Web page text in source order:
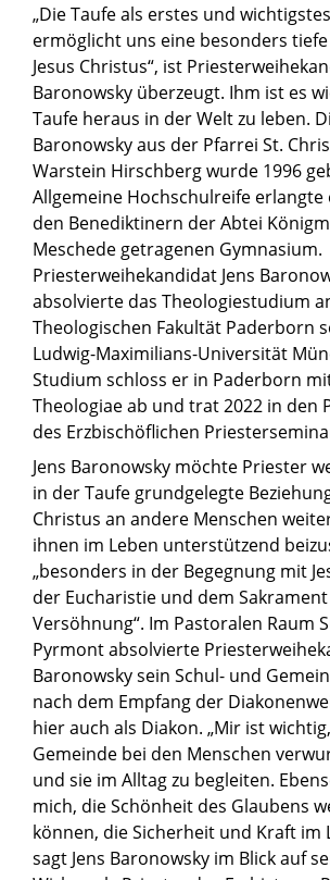
„Die Taufe als erstes und
ermöglicht uns eine besonders tiefe
Jesus Christus“, ist
Baronowsky überzeugt. Ihm ist es
Taufe heraus in der Welt zu leben.
Baronowsky aus der Pfarrei St.
Warstein Hirschberg wurde 1996
Allgemeine Hochschulreife erlangte
den Benediktinern der Abtei
Meschede getragenen Gymnasium.
Priesterweihekandidat Jens
absolvierte das Theologiestudium
Theologischen Fakultät Paderborn
Ludwig-Maximilians-Universität
Studium schloss er in Paderborn
Theologiae ab und trat 2022 in den
des Erzbischöflichen
Jens Baronowsky möchte Priester
in der Taufe grundgelegte
Christus an andere Menschen
ihnen im Leben unterstützend
„besonders in der Begegnung mit
der Eucharistie und dem
Versöhnung“. Im Pastoralen Raum
Pyrmont absolvierte
Baronowsky sein Schul- und
nach dem Empfang der
hier auch als Diakon. „Mir ist
Gemeinde bei den Menschen
und sie im Alltag zu begleiten.
mich, die Schönheit des Glaubens
können, die Sicherheit und Kraft im
sagt Jens Baronowsky im Blick auf